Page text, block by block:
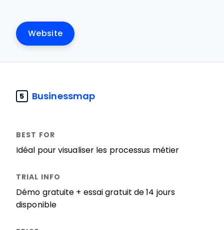
Website
5 Businessmap
Idéal pour visualiser les processus métier
Démo gratuite + essai gratuit de 14 jours
disponible